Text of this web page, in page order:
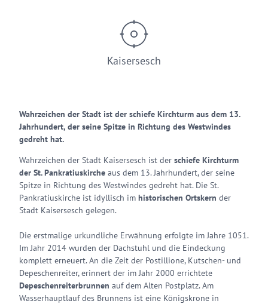
Kaisersesch
Wahrzeichen der Stadt ist der schiefe Kirchturm aus dem 13.
Jahrhundert, der seine Spitze in Richtung des Westwindes
gedreht hat.
Wahrzeichen der Stadt Kaisersesch ist der schiefe Kirchturm
der St. Pankratiuskirche aus dem 13. Jahrhundert, der seine
Spitze in Richtung des Westwindes gedreht hat. Die St.
Pankratiuskirche ist idyllisch im historischen Ortskern der
Stadt Kaisersesch gelegen.
Die erstmalige urkundliche Erwähnung erfolgte im Jahre 1051.
Im Jahr 2014 wurden der Dachstuhl und die Eindeckung
komplett erneuert. An die Zeit der Postillione, Kutschen- und
Depeschenreiter, erinnert der im Jahr 2000 errichtete
Depeschenreiterbrunnen auf dem Alten Postplatz. Am
Wasserhauptlauf des Brunnens ist eine Königskrone in